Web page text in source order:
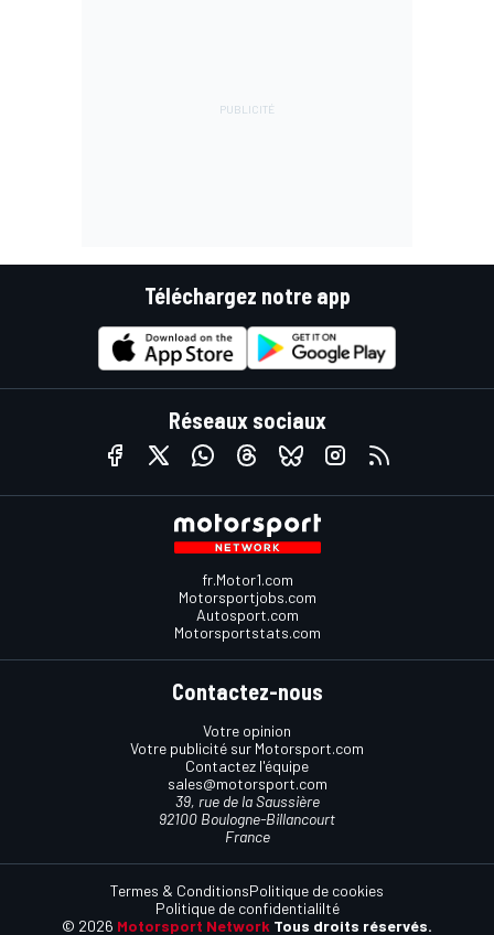
Téléchargez notre app
Réseaux sociaux
fr.Motor1.com
Motorsportjobs.com
Autosport.com
Motorsportstats.com
Contactez-nous
Votre opinion
Votre publicité sur Motorsport.com
Contactez l'équipe
sales@motorsport.com
39, rue de la Saussière
92100 Boulogne-Billancourt
France
© 2026 Motorsport Network Tous droits réservés.
Termes & ConditionsPolitique de cookies
Politique de confidentialilté